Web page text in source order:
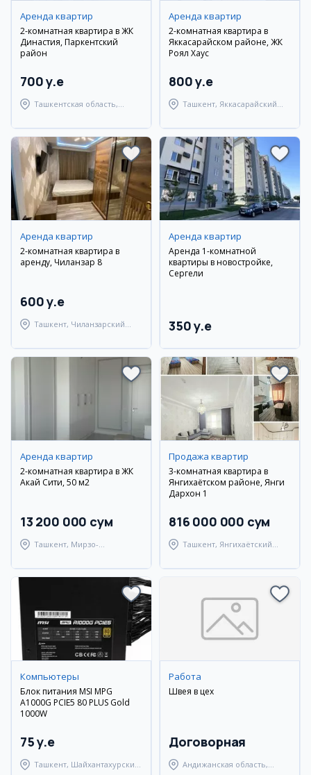
Аренда квартир
2-комнатная квартира в ЖК
Династия, Паркентский
район
700 y.e
Ташкентская область,
Аренда квартир
2-комнатная квартира в
Яккасарайском районе, ЖК
Роял Хаус
800 y.e
Ташкент, Яккасарайский
Аренда квартир
2-комнатная квартира в
аренду, Чиланзар 8
600 y.e
Ташкент, Чиланзарский
Аренда квартир
Аренда 1-комнатной
квартиры в новостройке,
Сергели
350 y.e
Аренда квартир
2-комнатная квартира в ЖК
Акай Сити, 50 м2
13 200 000 сум
Ташкент, Мирзо-
Продажа квартир
3-комнатная квартира в
Янгихаётском районе, Янги
Дархон 1
816 000 000 сум
Ташкент, Янгихаётский
Компьютеры
Блок питания MSI MPG
A1000G PCIE5 80 PLUS Gold
1000W
75 y.e
Ташкент, Шайхантахурский
Работа
Швея в цех
Договорная
Андижанская область,